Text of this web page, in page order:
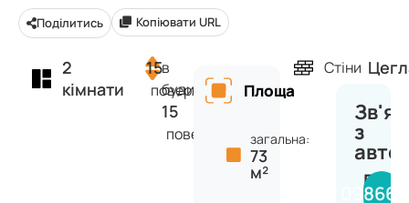
Поділитись Копіювати URL
2
кімнати
15
поверх
в
будинку
15
поверхів
Площа
загальна:
73
м²
Стіни
з